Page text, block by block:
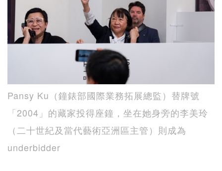
Pansy Ku（鐘錶部國際業務拓展總監）替牌號
「2004」的藏家投得座鐘，坐在她身旁的李美玲
（二十世紀及當代藝術亞洲區主管）則成為
underbidder